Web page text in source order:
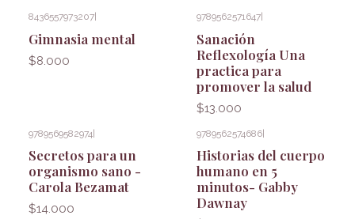
8436557973207
Gimnasia mental
$8.000
9789562571647
Sanación
Reflexología Una
practica para
promover la salud
$13.000
9789569582974|
Secretos para un
organismo sano -
Carola Bezamat
$14.000
9789562574686|
Historias del cuerpo
humano en 5
minutos- Gabby
Dawnay